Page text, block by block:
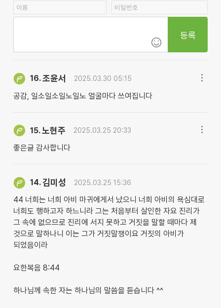
등록
16.조윤서 2025.03.30 05:15
공감, 일소일소일노일노 얼굴마다 쓰여집니다
15.노현주 2025.03.25 20:33
좋은글 감사합니다
14.김미성 2025.03.25 15:36
44 너희는 너희 아비 마귀에게서 났으니 너희 아비의 욕심대로
너희도 행하고자 하느니라 그는 처음부터 살인한 자요 진리가
그 속에 없으므로 진리에 서지 못하고 거짓을 말할 때마다 제
것으로 말하나니 이는 그가 거짓말쟁이요 거짓의 아비가
되었음이라
요한복음 8:44
하나님께 속한 자는 하나님의 말씀을 듣습니다 ^^